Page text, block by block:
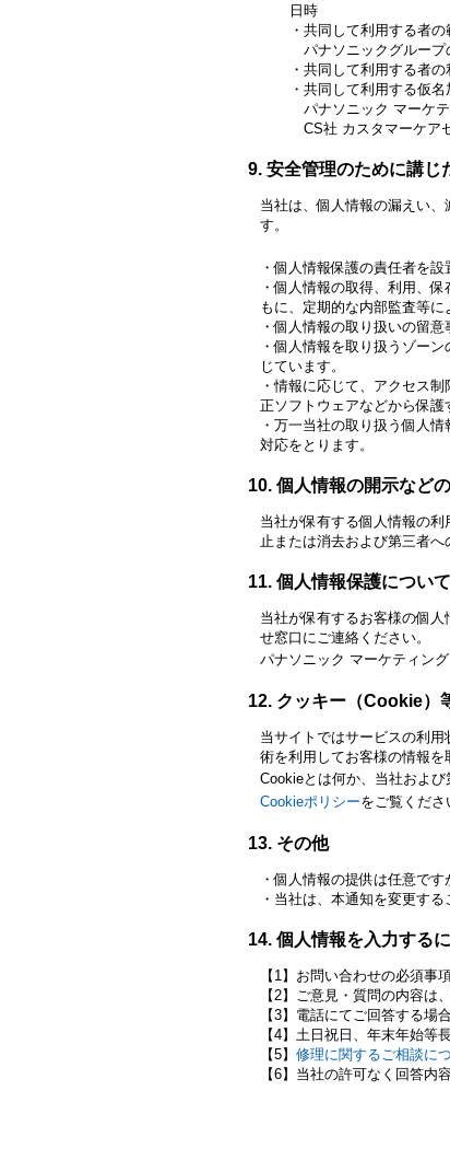
日時
共同して利用する者の
パナソニックグルー
共同して利用する者
共同して利用する仮名
パナソニック マーケ
CS社 カスタマーケ
安全管理のために講じ
当社は、個人情報の漏えい
す。
個人情報保護の責任者を設
個人情報の取得、利用、
もに、定期的な内部監査等に
個人情報の取り扱いの留意
個人情報を取り扱うゾー
じています。
情報に応じて、アクセス
正ソフトウェアなどから保護
万一当社の取り扱う個人
対応をとります。
個人情報の開示など
当社が保有する個人情報の
止または消去および第三者
個人情報保護につい
当社が保有するお客様の個
せ窓口にご連絡ください。
パナソニック マーケティン
クッキー（Cookie）
当サイトではサービスの利
術を利用してお客様の情報を
Cookieとは何か、当社およ
Cookieポリシーをご覧くださ
その他
個人情報の提供は任意です
当社は、本通知を変更す
個人情報を入力する
お問い合わせの必須事
ご意見・質問の内容は
電話にてご回答する場
土日祝日、年末年始等
修理に関するご相談に
当社の許可なく回答内